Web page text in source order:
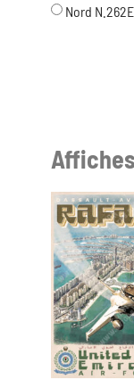
Nord
Affiches